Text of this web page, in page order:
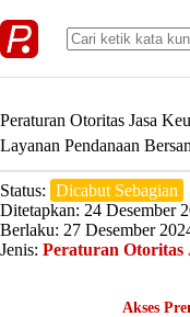
to
content
Peraturan Otoritas Jasa
Layanan Pendanaan
Status: Dicabut Sebagian
Ditetapkan: 24 Desember
Berlaku: 27 Desember
Jenis: Peraturan Otoritas
Akses